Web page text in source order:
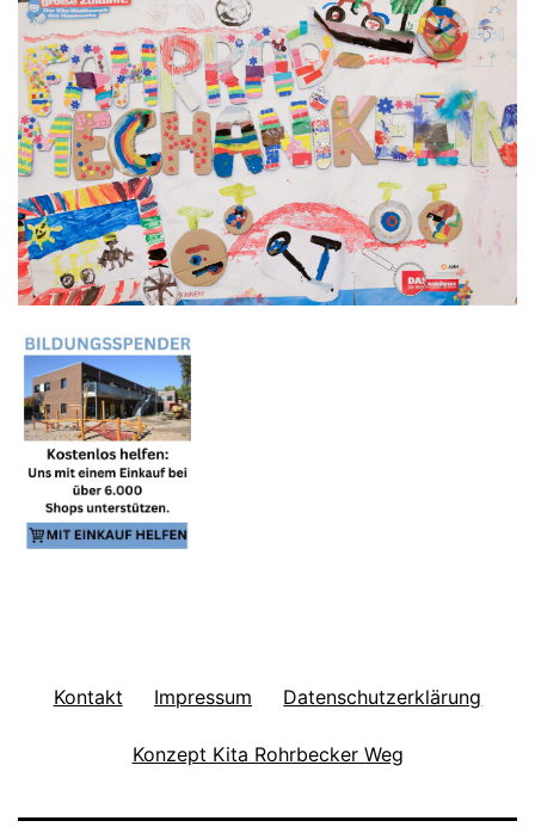
Kontakt Impressum Datenschutzerklärung
Konzept Kita Rohrbecker Weg